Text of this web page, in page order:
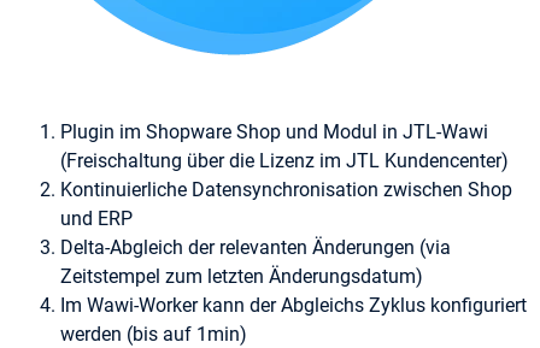
Plugin im Shopware Shop und Modul in JTL-Wawi
(Freischaltung über die Lizenz im JTL Kundencenter)
Kontinuierliche Datensynchronisation zwischen Shop
und ERP
Delta-Abgleich der relevanten Änderungen (via
Zeitstempel zum letzten Änderungsdatum)
Im Wawi-Worker kann der Abgleichs Zyklus konfiguriert
werden (bis auf 1min)